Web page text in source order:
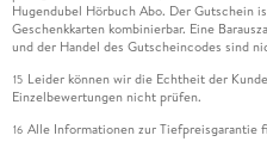
Hugendubel Hörbuch Abo. Der Gutschein
Geschenkkarten kombinierbar. Eine
und der Handel des Gutscheincodes sind
15 Leider können wir die Echtheit der
Einzelbewertungen nicht prüfen.
16 Alle Informationen zur Tiefpreisgarantie